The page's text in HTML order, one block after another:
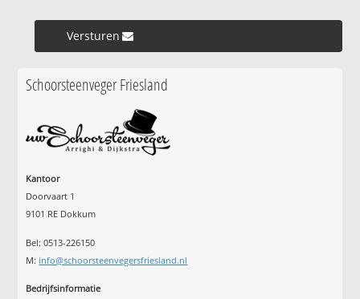
Versturen »
Schoorsteenveger Friesland
Kantoor
Doorvaart 1
9101 RE Dokkum
Bel: 0513-226150
M: info@schoorsteenvegersfriesland.nl
Bedrijfsinformatie